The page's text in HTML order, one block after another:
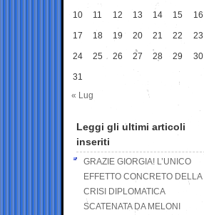
10 11 12 13 14 15 16
17 18 19 20 21 22 23
24 25 26 27 28 29 30
31
« Lug
Leggi gli ultimi articoli
inseriti
GRAZIE GIORGIA! L’UNICO
EFFETTO CONCRETO DELLA
CRISI DIPLOMATICA
SCATENATA DA MELONI